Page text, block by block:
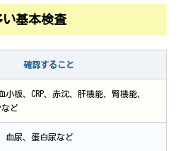
基本検査
確認すること
小板、CRP、赤沈、肝機能、腎機能、
など
血尿、蛋白尿など